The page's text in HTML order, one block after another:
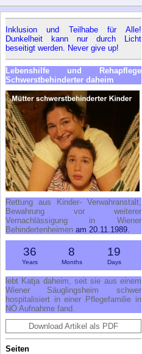
Inklusion und Teilhabe für Alle!
Dunkelheit kann nur durch Licht
beseitigt werden. Never give up!
Lebenshilfe und Rehapflege
Schwerstbehinderter daheim
Rettung aus Kinder- Verwahranstalt,
Bewahrung vor weiterer
Vernachlässigung in Wiener
Behindertenheimen am 20.11.1989.
36
Years
8
Months
19
Days
lebt Katja daheim, seit sie aus einem
Wiener Säuglingsheim schwer
hospitalisiert in einer Pflegefamilie in
NÖ Aufnahme fand.
Download Artikel als PDF
Seiten